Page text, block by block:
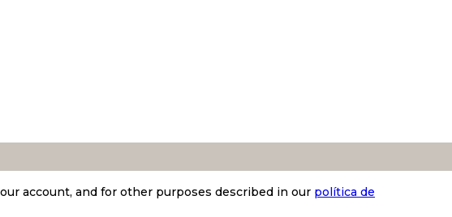
account, and for other purposes described in our política de